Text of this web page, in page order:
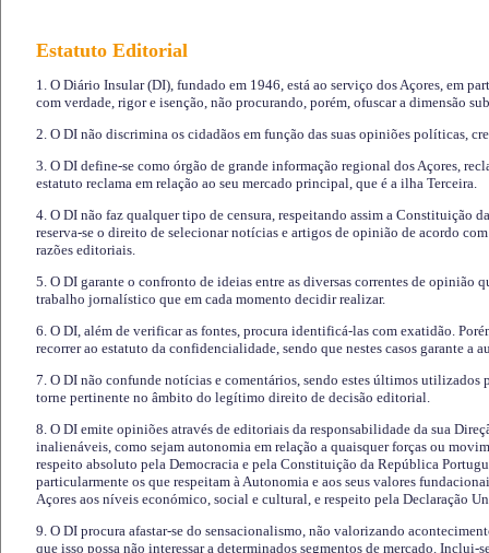
Estatuto Editorial
1. O Diário Insular (DI), fundado em 1946, está ao serviço dos Açores, em
com verdade, rigor e isenção, não procurando, porém, ofuscar a dimensão
2. O DI não discrimina os cidadãos em função das suas opiniões políticas,
3. O DI define-se como órgão de grande informação regional dos Açores,
estatuto reclama em relação ao seu mercado principal, que é a ilha Terceira.
4. O DI não faz qualquer tipo de censura, respeitando assim a Constituição
reserva-se o direito de selecionar notícias e artigos de opinião de acordo
razões editoriais.
5. O DI garante o confronto de ideias entre as diversas correntes de opinião
trabalho jornalístico que em cada momento decidir realizar.
6. O DI, além de verificar as fontes, procura identificá-las com exatidão.
recorrer ao estatuto da confidencialidade, sendo que nestes casos garante a
7. O DI não confunde notícias e comentários, sendo estes últimos utilizados
torne pertinente no âmbito do legítimo direito de decisão editorial.
8. O DI emite opiniões através de editoriais da responsabilidade da sua
inalienáveis, como sejam autonomia em relação a quaisquer forças ou
respeito absoluto pela Democracia e pela Constituição da República
particularmente os que respeitam à Autonomia e aos seus valores
Açores aos níveis económico, social e cultural, e respeito pela Declaração
9. O DI procura afastar-se do sensacionalismo, não valorizando
que isso possa não interessar a determinados segmentos de mercado.